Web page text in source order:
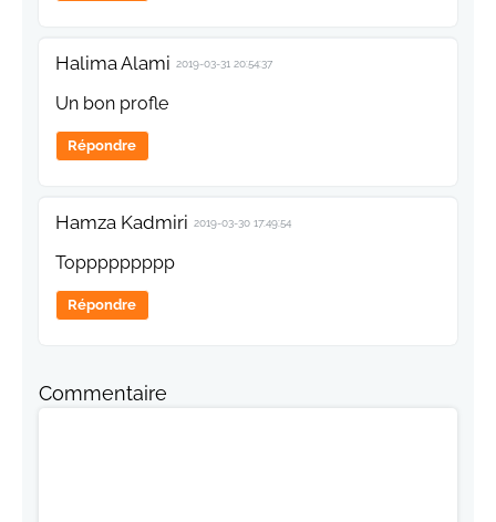
Halima Alami 2019-03-31 20:54:37
Un bon profle
Répondre
Hamza Kadmiri 2019-03-30 17:49:54
Toppppppppp
Répondre
Commentaire